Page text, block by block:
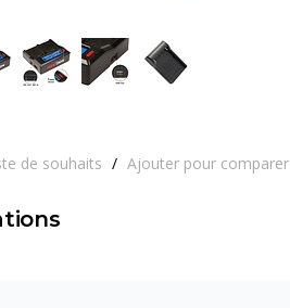
de souhaits / Ajouter pour comparer